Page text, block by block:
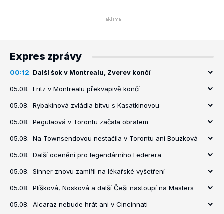
Expres zprávy
00:12 Další šok v Montrealu, Zverev končí
05.08. Fritz v Montrealu překvapivě končí
05.08. Rybakinová zvládla bitvu s Kasatkinovou
05.08. Pegulaová v Torontu začala obratem
05.08. Na Townsendovou nestačila v Torontu ani Bouzková
05.08. Další ocenění pro legendárního Federera
05.08. Sinner znovu zamířil na lékařské vyšetření
05.08. Plíšková, Nosková a další Češi nastoupí na Masters
05.08. Alcaraz nebude hrát ani v Cincinnati